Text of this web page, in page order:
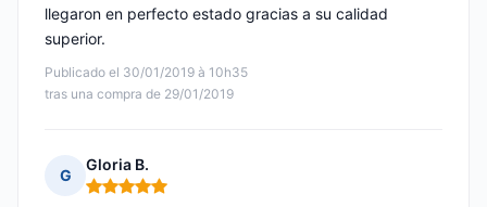
Publicado el 30/01/2019 à 10h35
tras una compra de 29/01/2019
llegaron en perfecto estado gracias a su calidad
superior.
G
Gloria B.
Nota: 5 de 5